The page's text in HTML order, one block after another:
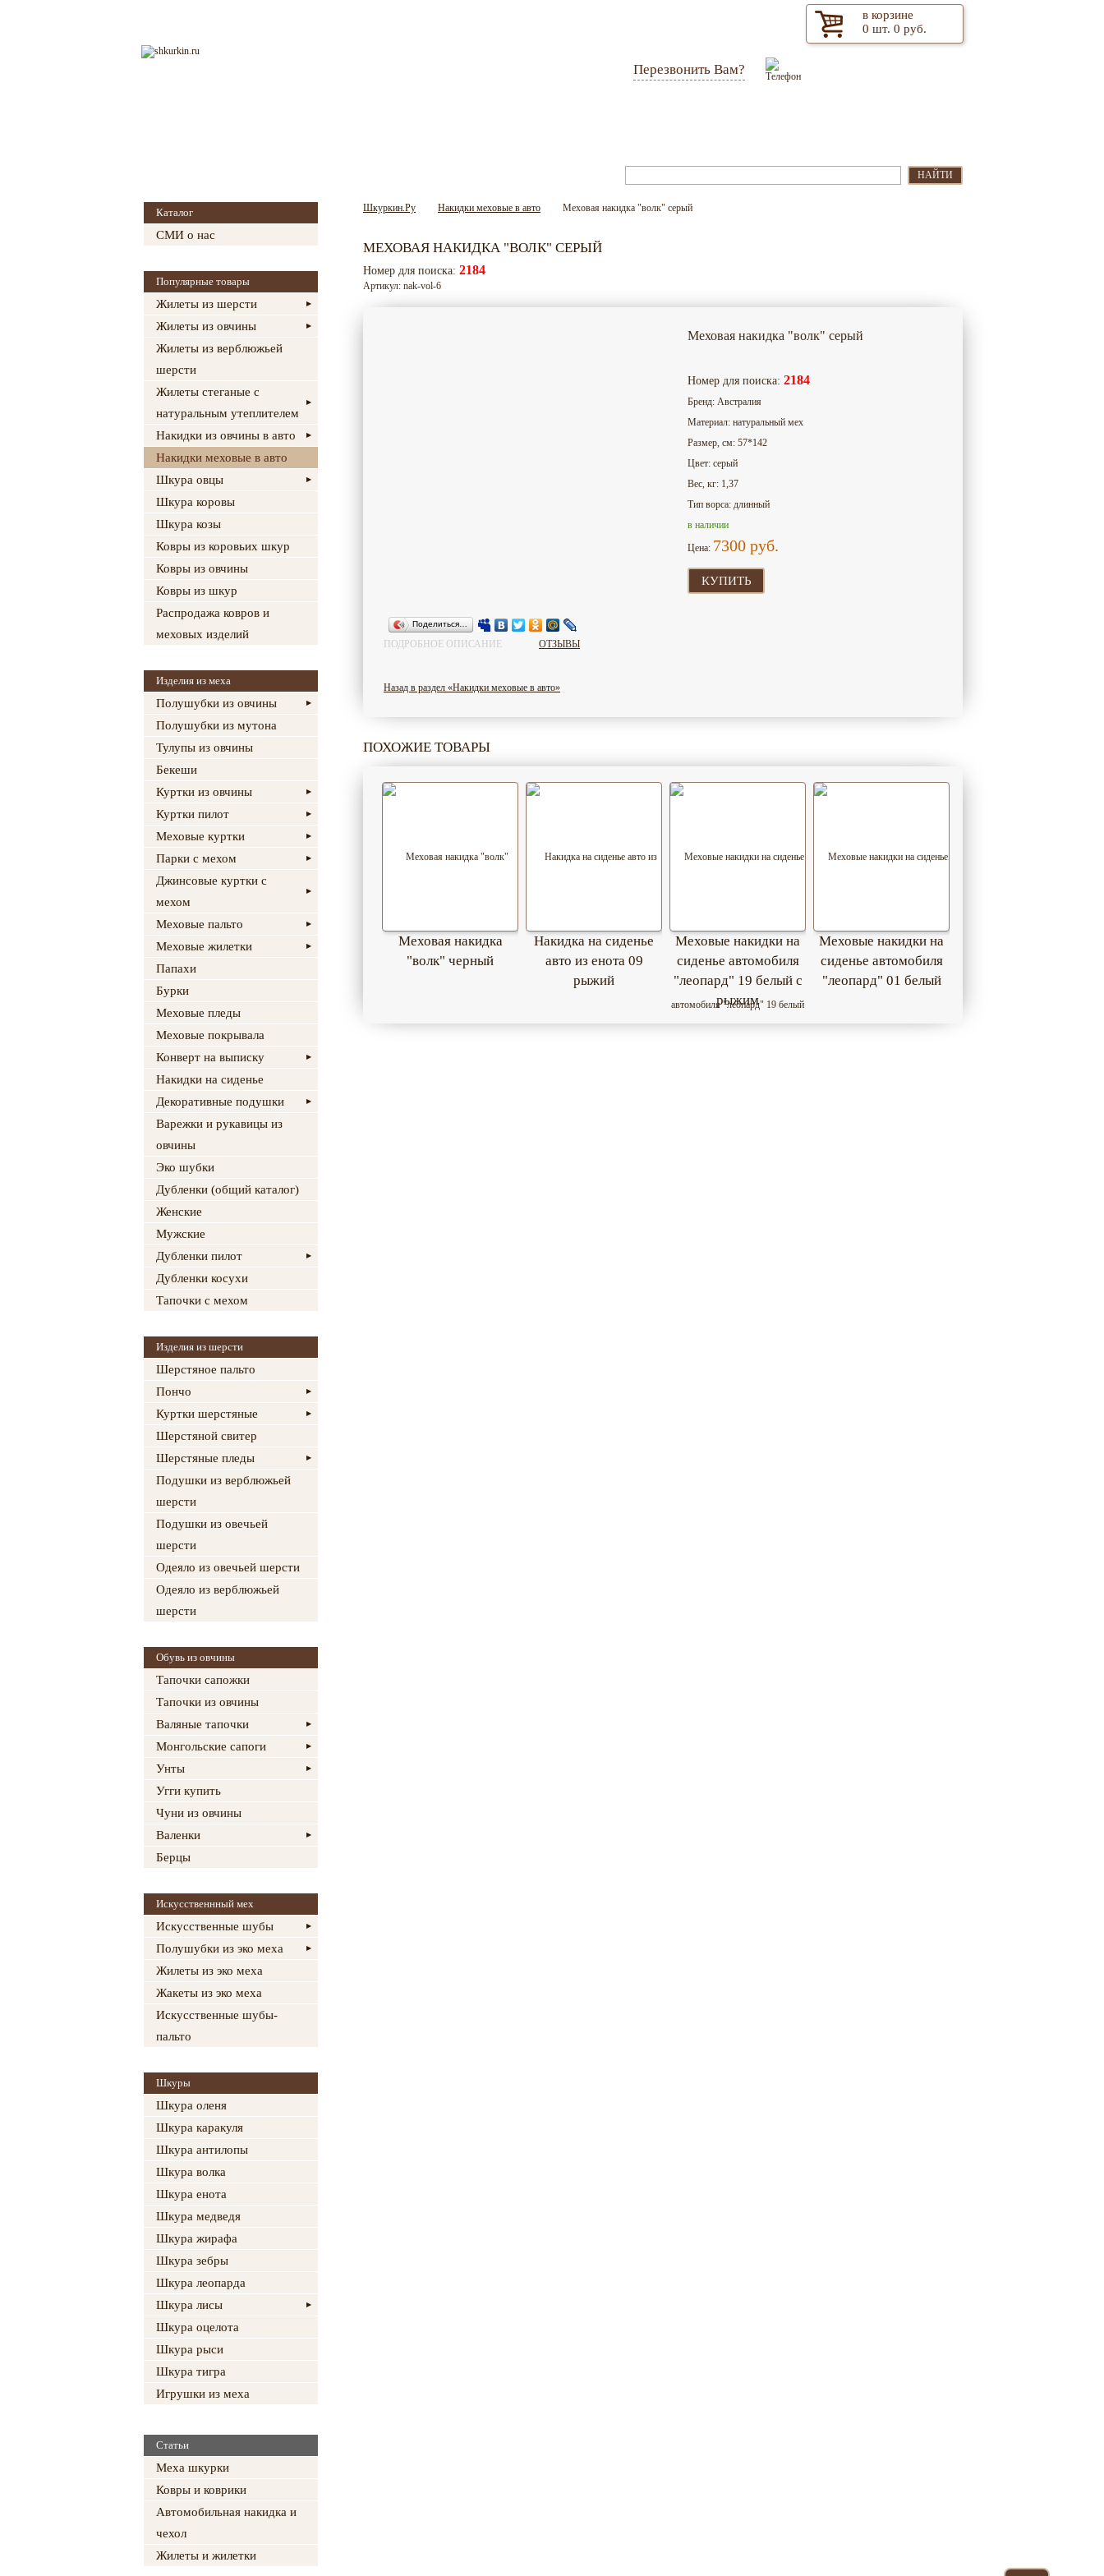
Перезвонить Вам?
в корзине
0 шт. 0 руб.
НАЙТИ
Каталог
СМИ о нас
Популярные товары
Жилеты из шерсти
Жилеты из овчины
Жилеты из верблюжьей
шерсти
Жилеты стеганые с
натуральным утеплителем
Накидки из овчины в авто
Накидки меховые в авто
Шкура овцы
Шкура коровы
Шкура козы
Ковры из коровьих шкур
Ковры из овчины
Ковры из шкур
Распродажа ковров и
меховых изделий
Изделия из меха
Полушубки из овчины
Полушубки из мутона
Тулупы из овчины
Бекеши
Куртки из овчины
Куртки пилот
Меховые куртки
Парки с мехом
Джинсовые куртки с
мехом
Меховые пальто
Меховые жилетки
Папахи
Бурки
Меховые пледы
Меховые покрывала
Конверт на выписку
Накидки на сиденье
Декоративные подушки
Варежки и рукавицы из
овчины
Эко шубки
Дубленки (общий каталог)
Женские
Мужские
Дубленки пилот
Дубленки косухи
Тапочки с мехом
Изделия из шерсти
Шерстяное пальто
Пончо
Куртки шерстяные
Шерстяной свитер
Шерстяные пледы
Подушки из верблюжьей
шерсти
Подушки из овечьей
шерсти
Одеяло из овечьей шерсти
Одеяло из верблюжьей
шерсти
Обувь из овчины
Тапочки сапожки
Тапочки из овчины
Валяные тапочки
Монгольские сапоги
Унты
Угги купить
Чуни из овчины
Валенки
Берцы
Искусственнный мех
Искусственные шубы
Полушубки из эко меха
Жилеты из эко меха
Жакеты из эко меха
Искусственные шубы-
пальто
Шкуры
Шкура оленя
Шкура каракуля
Шкура антилопы
Шкура волка
Шкура енота
Шкура медведя
Шкура жирафа
Шкура зебры
Шкура леопарда
Шкура лисы
Шкура оцелота
Шкура рыси
Шкура тигра
Игрушки из меха
Статьи
Меха шкурки
Ковры и коврики
Автомобильная накидка и
чехол
Жилеты и жилетки
Шкуркин.Ру Накидки меховые в авто Меховая накидка "волк" серый
МЕХОВАЯ НАКИДКА "ВОЛК" СЕРЫЙ
Номер для поиска: 2184
Артикул: nak-vol-6
Меховая накидка "волк" серый
Номер для поиска: 2184
Бренд: Австралия
Материал: натуральный мех
Размер, см: 57*142
Цвет: серый
Вес, кг: 1,37
Тип ворса: длинный
в наличии
Цена: 7300 руб.
КУПИТЬ
Поделиться…
ПОДРОБНОЕ ОПИСАНИЕ ОТЗЫВЫ
Назад в раздел «Накидки меховые в авто»
ПОХОЖИЕ ТОВАРЫ
Меховая накидка
"волк" черный
Накидка на сиденье
авто из енота 09
рыжий
Меховые накидки на
сиденье автомобиля
"леопард" 19 белый с
рыжим
Меховые накидки на
сиденье автомобиля
"леопард" 01 белый